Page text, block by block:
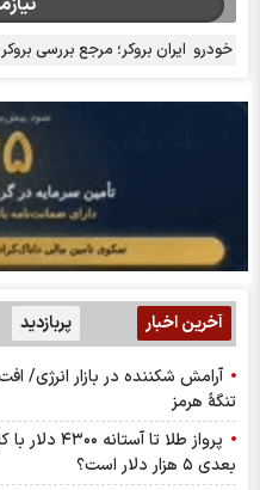
خودرو ایران بروکر؛ مرجع بررسی
آخرین اخبار پربازدید
آرامش شکننده در بازار انرژی/
تنگۀ هرمز
پرواز طلا
بعدی ۵ هزار دلار است؟